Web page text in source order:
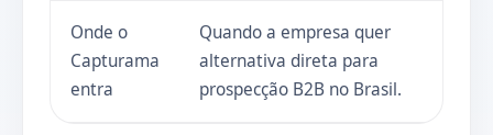
Onde o
Capturama
entra
Quando a empresa quer
alternativa direta para
prospecção B2B no Brasil.